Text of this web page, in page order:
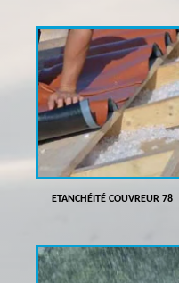
ETANCHÉITÉ COUVREUR 78